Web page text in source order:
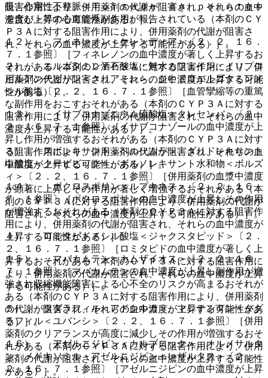
阻害作用により、併用薬剤の代謝が阻害され、それらの血中
濃度が上昇する可能性がある）］。
１２）． フィネレノン＜ケレンディア＞〔２．２、１６．
７．１参照〕［フィネレノンの血中濃度が著しく上昇するお
それがある（本剤のＣＹＰ３Ａに対する阻害作用により、併
用薬剤の代謝が阻害され、それらの血中濃度が上昇する可能
性がある）］。
１３）． イサブコナゾニウム硫酸塩＜クレセンバ＞〔２．
２、１６．７．１参照〕［イサブコナゾールの血中濃度が上
昇し作用が増強するおそれがある（本剤のＣＹＰ３Ａに対す
る阻害作用により、併用薬剤の代謝が阻害され、それらの血
中濃度が上昇する可能性がある）］。
１４）． ボクロスポリン＜ルプキネス＞〔２．２、１６．
７．１参照〕［ボクロスポリンの血中濃度が上昇しその作用
が増強するおそれがある（本剤のＣＹＰ３Ａに対する阻害作
用により、併用薬剤の代謝が阻害され、それらの血中濃度が
上昇する可能性がある）］。
１５）． マバカムテン＜カムザイオス＞〔２．２、１６．
７．１参照〕［マバカムテンの血中濃度が上昇し副作用が増
強され収縮機能障害による心不全のリスクが高まるおそれが
ある（本剤のＣＹＰ３Ａに対する阻害作用により、併用薬剤
の代謝が阻害され、それらの血中濃度が上昇する可能性があ
る）］。
１６）． アゼルニジピン＜カルブロック＞、オルメサルタ
ン メドキソミル・アゼルニジピン＜レザルタス＞〔２．
２、１６．７．１参照〕［アゼルニジピンの血中濃度が上昇
長、心室性不整脈＜Ｔｏｒｓａｄｅ ｄｅ ｐｏｉｎｔｅｓ
を含む＞等の心血管系副作用が報告されている（本剤のＣＹ
Ｐ３Ａに対する阻害作用により、併用薬剤の代謝が阻害さ
れ、それらの血中濃度が上昇する可能性がある）］。
２）． エルゴタミン酒石酸塩・無水カフェイン・イソプロ
ピルアンチピリン＜クリアミン＞、ジヒドロエルゴタミンメ
シル酸塩〔２．２、１６．７．１参照〕［血管攣縮等の重篤
な副作用をおこすおそれがある（本剤のＣＹＰ３Ａに対する
阻害作用により、併用薬剤の代謝が阻害され、それらの血中
濃度が上昇する可能性がある）］。
３）． スボレキサント＜ベルソムラ＞、ダリドレキサント
塩酸塩＜クービビック＞、ボルノレキサント水和物＜ボルズ
ィ＞〔２．２、１６．７．１参照〕［併用薬剤の血漿中濃度
が顕著に上昇しその作用が著しく増強するおそれがある（本
剤のＣＹＰ３Ａに対する阻害作用により、併用薬剤の代謝が
阻害され、それらの血中濃度が上昇する可能性がある）］。
４）． ロミタピドメシル酸塩＜ジャクスタピッド＞〔２．
２、１６．７．１参照〕［ロミタピドの血中濃度が著しく上
昇するおそれがある（本剤のＣＹＰ３Ａに対する阻害作用に
より、併用薬剤の代謝が阻害され、それらの血中濃度が上昇
する可能性がある）］。
５）． タダラフィル＜アドシルカ＞、マシテンタン・タダ
ラフィル＜ユバンシ＞〔２．２、１６．７．１参照〕［併用
薬剤のクリアランスが高度に減少しその作用が増強するおそ
れがある（本剤のＣＹＰ３Ａに対する阻害作用により、併用
薬剤の代謝が阻害され、それらの血中濃度が上昇する可能性
がある）］。